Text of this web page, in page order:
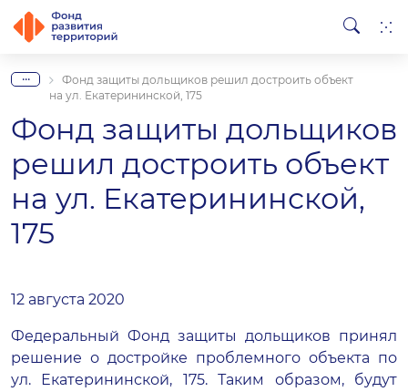
...
Фонд защиты дольщиков решил достроить объект
на ул. Екатерининской, 175
Фонд защиты дольщиков
решил достроить объект
на ул. Екатерининской,
175
12 августа 2020
Федеральный Фонд защиты дольщиков принял
решение о достройке проблемного объекта по
ул. Екатерининской, 175. Таким образом, будут